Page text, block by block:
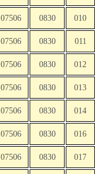
07506 0830 010
07506 0830 011
07506 0830 012
07506 0830 013
07506 0830 014
07506 0830 016
07506 0830 017